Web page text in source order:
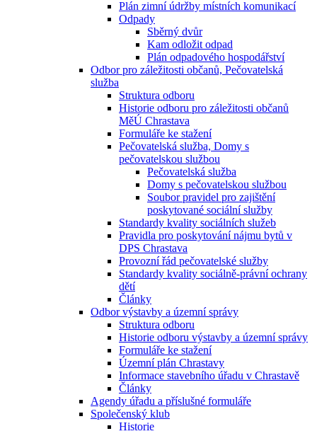
Plán zimní údržby místních komunikací
Odpady
Sběrný dvůr
Kam odložit odpad
Plán odpadového hospodářství
Odbor pro záležitosti občanů, Pečovatelská
služba
Struktura odboru
Historie odboru pro záležitosti občanů
MěÚ Chrastava
Formuláře ke stažení
Pečovatelská služba, Domy s
pečovatelskou službou
Pečovatelská služba
Domy s pečovatelskou službou
Soubor pravidel pro zajištění
poskytované sociální služby
Standardy kvality sociálních služeb
Pravidla pro poskytování nájmu bytů v
DPS Chrastava
Provozní řád pečovatelské služby
Standardy kvality sociálně-právní ochrany
dětí
Články
Odbor výstavby a územní správy
Struktura odboru
Historie odboru výstavby a územní správy
Formuláře ke stažení
Územní plán Chrastavy
Informace stavebního úřadu v Chrastavě
Články
Agendy úřadu a příslušné formuláře
Společenský klub
Historie